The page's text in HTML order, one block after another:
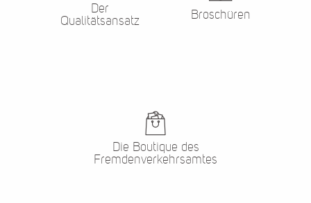
Der
Qualitätsansatz
Broschüren
Die Boutique des
Fremdenverkehrsamtes